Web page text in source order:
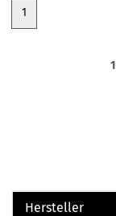
1
1
Hersteller